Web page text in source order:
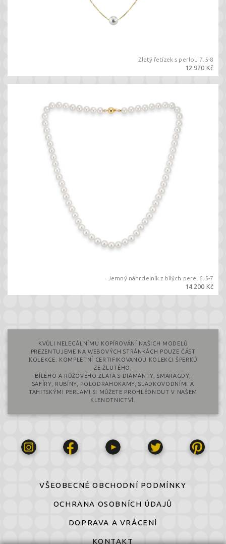
Zlatý řetízek s perlou 7.5-8
12.920 Kč
Jemný náhrdelník z bílých perel 6.5-7
14.200 Kč
KVŮLI NELEGÁLNÍMU KOPÍROVÁNÍ NAŠICH MODELŮ
PREZENTUJEME NA WEBOVÝCH STRÁNKÁCH POUZE ČÁST
KOLEKCE. KOMPLETNÍ CERTIFIKOVANOU KOLEKCI ŠPERKŮ
ZE ŽLUTÉHO,
BÍLÉHO A RŮŽOVÉHO ZLATA S DIAMANTY, SMARAGDY,
SAFÍRY, RUBÍNY, POLODRAHOKAMY, SLADKOVODNÍMI A
TAHITSKÝMI PERLAMI SI MŮŽETE PROHLÉDNOUT V NAŠEM
KLENOTNICTVÍ.
VŠEOBECNÉ OBCHODNÍ PODMÍNKY
OCHRANA OSOBNÍCH ÚDAJŮ
DOPRAVA A VRÁCENÍ
KONTAKT